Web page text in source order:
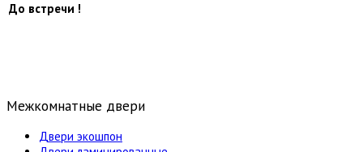
До встречи !
Межкомнатные двери
Двери экошпон